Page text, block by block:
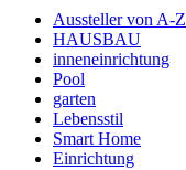
Main
Menu
Aussteller von A-Z
HAUSBAU
inneneinrichtung
Pool
garten
Lebensstil
Smart Home
Einrichtung